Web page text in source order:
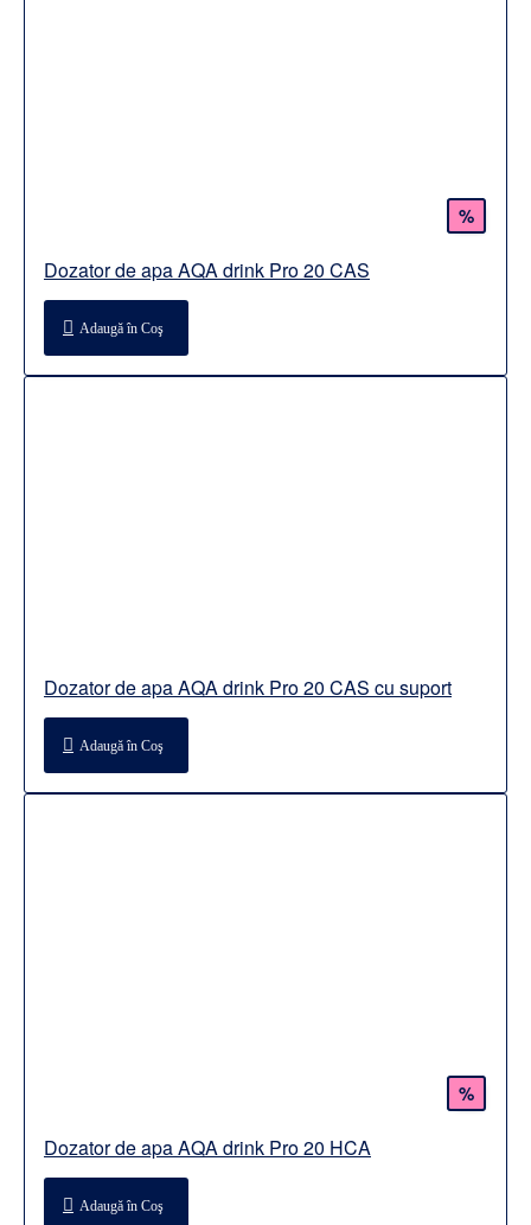
%
Dozator de apa AQA drink Pro 20 CAS
Adaugă în Coş
Dozator de apa AQA drink Pro 20 CAS cu suport
Adaugă în Coş
%
Dozator de apa AQA drink Pro 20 HCA
Adaugă în Coş